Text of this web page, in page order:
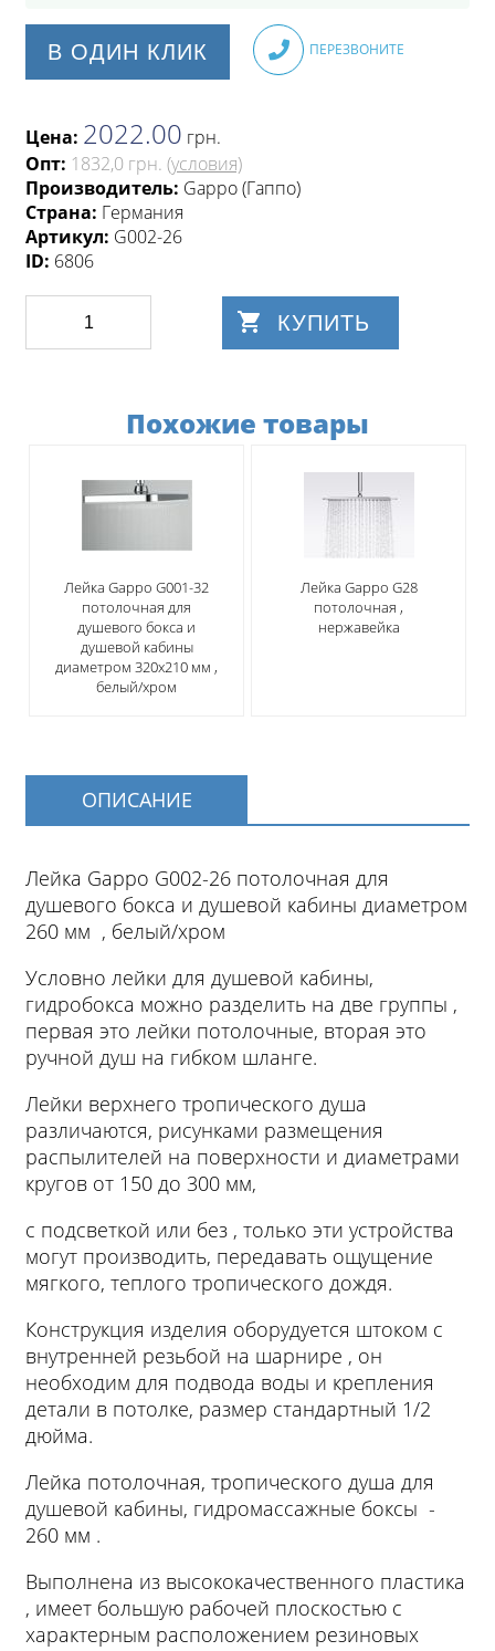
В ОДИН КЛИК ПЕРЕЗВОНИТЕ
Цена: 2022.00 грн.
Опт: 1832,0 грн. (условия)
Производитель: Gappo (Гаппо)
Страна: Германия
Артикул: G002-26
ID: 6806
КУПИТЬ
Похожие товары
Лейка Gappo G001-32
потолочная для
душевого бокса и
душевой кабины
диаметром 320х210 мм ,
белый/хром
Лейка Gappo G28
потолочная ,
нержавейка
ОПИСАНИЕ
Лейка Gappo G002-26 потолочная для
душевого бокса и душевой кабины диаметром
260 мм , белый/хром
Условно лейки для душевой кабины,
гидробокса можно разделить на две группы ,
первая это лейки потолочные, вторая это
ручной душ на гибком шланге.
Лейки верхнего тропического душа
различаются, рисунками размещения
распылителей на поверхности и диаметрами
кругов от 150 до 300 мм,
с подсветкой или без , только эти устройства
могут производить, передавать ощущение
мягкого, теплого тропического дождя.
Конструкция изделия оборудуется штоком с
внутренней резьбой на шарнире , он
необходим для подвода воды и крепления
детали в потолке, размер стандартный 1/2
дюйма.
Лейка потолочная, тропического душа для
душевой кабины, гидромассажные боксы -
260 мм .
Выполнена из высококачественного пластика
, имеет большую рабочей плоскостью с
характерным расположением резиновых